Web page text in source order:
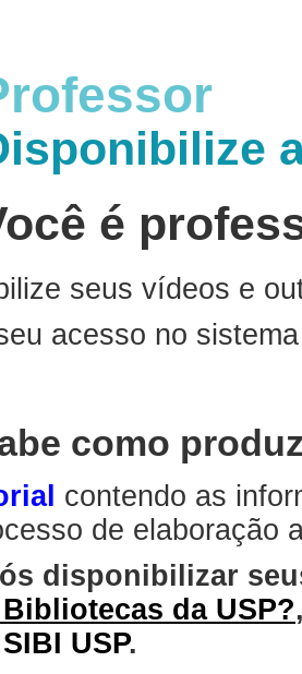
é
seus vídeos e
acesso no
como
contendo as
de elaboração
disponibilizar
da USP?
USP.